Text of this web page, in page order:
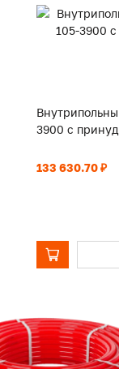
3900 с
133 630.70 ₽